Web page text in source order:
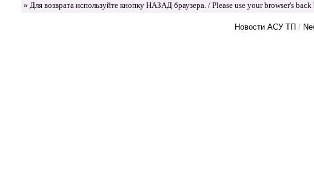
» Для возврата используйте кнопку НАЗАД браузера. / Please use your browser's
Новости АСУ ТП /